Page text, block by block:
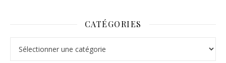
CATÉGORIES